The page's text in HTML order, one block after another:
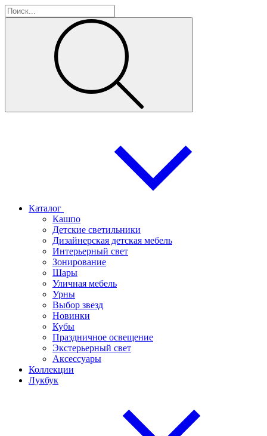
Каталог
Кашпо
Детские светильники
Дизайнерская детская мебель
Интерьерный свет
Зонирование
Шары
Уличная мебель
Урны
Выбор звезд
Новинки
Кубы
Праздничное освещение
Экстерьерный свет
Аксессуары
Коллекции
Лукбук